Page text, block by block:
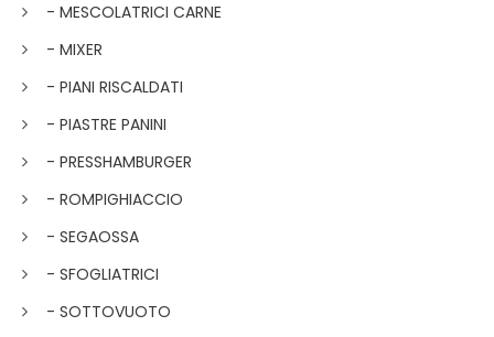
- MESCOLATRICI CARNE
- MIXER
- PIANI RISCALDATI
- PIASTRE PANINI
- PRESSHAMBURGER
- ROMPIGHIACCIO
- SEGAOSSA
- SFOGLIATRICI
- SOTTOVUOTO